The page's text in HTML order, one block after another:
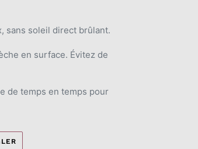
sans soleil direct brûlant.
en surface. Évitez de
de temps en temps pour